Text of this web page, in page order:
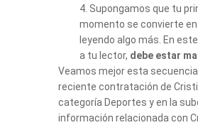
4. Supongamos que tu
momento se convierte
leyendo algo más. En
a tu lector, debe estar
Veamos mejor esta
reciente contratación de
categoría Deportes y en la
información relacionada con